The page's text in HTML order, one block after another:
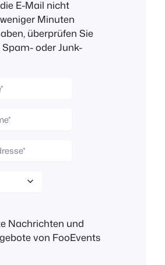
E-Mail nicht
Minuten
überprüfen Sie
oder Junk-
Nachrichten und
von FooEvents